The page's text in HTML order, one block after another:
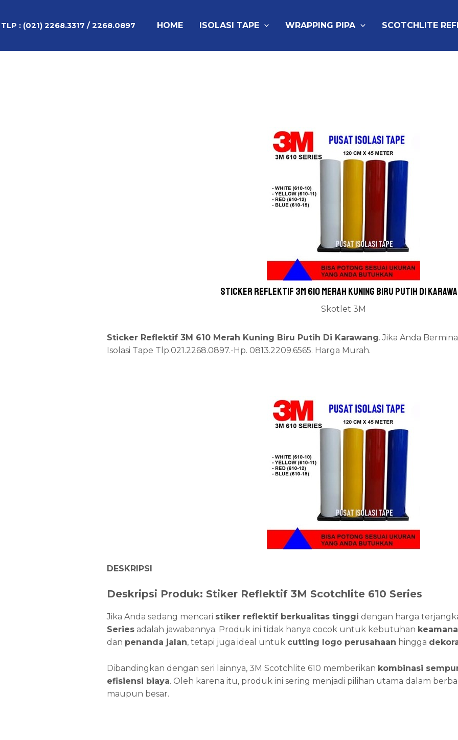
konten
TLP : (021) 2268.3317 / 2268.0897 HOME ISOLASI TAPE WRAPPING PIPA SCOTCHLITE
Sticker Reflektif 3M 610 Merah Kuning Biru Putih Di
Skotlet 3M
Sticker Reflektif 3M 610 Merah Kuning Biru Putih Di Karawang. Jika Anda
Isolasi Tape Tlp.021.2268.0897.-Hp. 0813.2209.6565. Harga Murah.
DESKRIPSI
Deskripsi Produk: Stiker Reflektif 3M Scotchlite 610 Series
Jika Anda sedang mencari stiker reflektif berkualitas tinggi dengan harga
Seriesadalah jawabannya. Produk ini tidak hanya cocok untuk kebutuhan
dan penanda jalan, tetapi juga ideal untuk cutting logo perusahaan hingga
Dibandingkan dengan seri lainnya, 3M Scotchlite 610 memberikan kombinasi
efisiensi biaya. Oleh karena itu, produk ini sering menjadi pilihan utama dalam
maupun besar.